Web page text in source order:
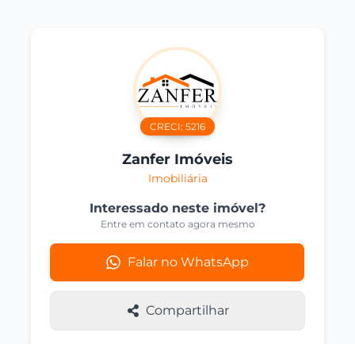
CRECI: 5216
Zanfer Imóveis
Imobiliária
Interessado neste imóvel?
Entre em contato agora mesmo
Falar no WhatsApp
Compartilhar